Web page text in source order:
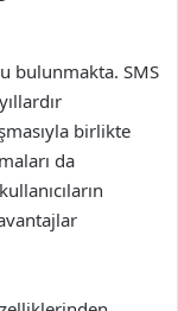
bulunmakta. SMS
birlikte
da